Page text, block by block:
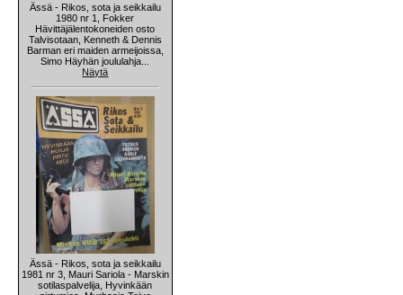
Ässä - Rikos, sota ja seikkailu
1980 nr 1, Fokker
Hävittäjälentokoneiden osto
Talvisotaan, Kenneth & Dennis
Barman eri maiden armeijoissa,
Simo Häyhän joululahja...
Näytä
Ässä - Rikos, sota ja seikkailu
1981 nr 3, Mauri Sariola - Marskin
sotilaspalvelija, Hyvinkään